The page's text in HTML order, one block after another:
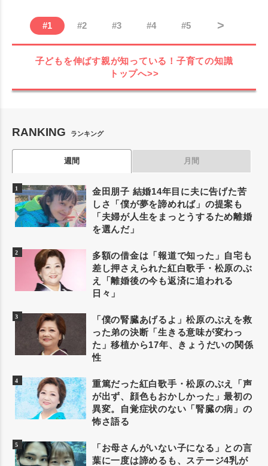
#1 #2 #3 #4 #5 >
子どもを伸ばす親が知っている！子育ての知識
トップへ>>
RANKING ランキング
週間 月間
金田朋子 結婚14年目に夫に告げた苦
しさ「僕が夢を諦めれば」の提案も
「夫婦が人生をまっとうするため離婚
を選んだ」
多額の借金は「報道で知った」自宅も
差し押さえられた紅白歌手・松原のぶ
え「離婚後の今も返済に追われる
日々」
「僕の腎臓あげるよ」松原のぶえを救
った弟の決断「生きる意味が変わっ
た」移植から17年、きょうだいの関係
性
重篤だった紅白歌手・松原のぶえ「声
が出ず、顔色もおかしかった」最初の
異変。自覚症状のない「腎臓の病」の
怖さ語る
「お母さんがいない子になる」との言
葉に一度は諦めるも、ステージ4乳が